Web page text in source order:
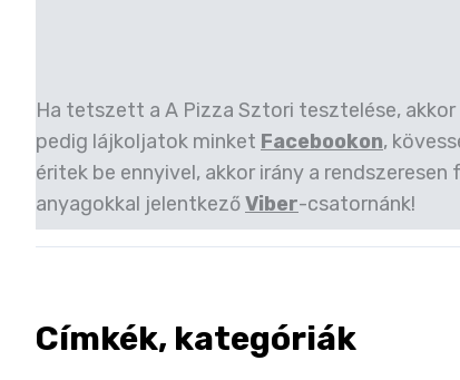
Ha tetszett a A Pizza Sztori tesztelése,
pedig lájkoljatok minket Facebookon,
éritek be ennyivel, akkor irány a rendszeresen
anyagokkal jelentkezőViber-csatornánk!
Címkék, kategóriák